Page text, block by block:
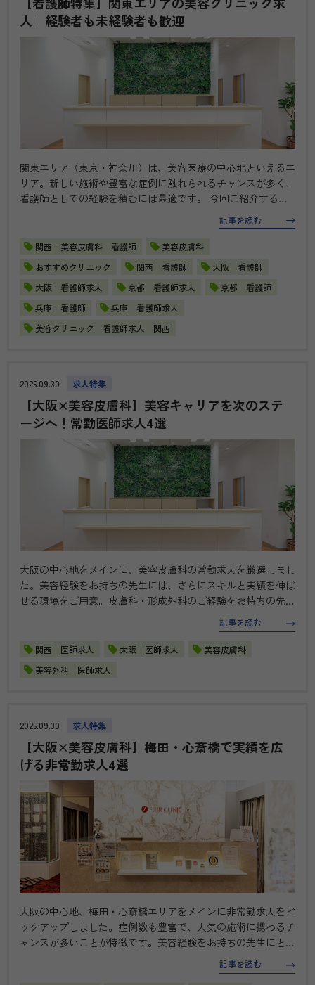
人｜経験者も未経験者も歓迎
関東エリア（東京・神奈川）は、美容医療の中心地といえるエ
リア。新しい施術や豊富な症例に触れられるチャンスが多く、
看護師としての経験を積むには最適です。 今回ご紹介するの
は、この関東エリアで常勤として腰を据えて働ける求人です。
美容経験がある方はスキルアップの機会にステップチェンジが
可能です。未経験から…
記事を読む
関西 美容皮膚科 看護師
美容皮膚科
おすすめクリニック
関西 看護師
大阪 看護師
大阪 看護師求人
京都 看護師求人
京都 看護師
兵庫 看護師
兵庫 看護師求人
美容クリニック 看護師求人 関西
2025.09.30 求人特集
【大阪×美容皮膚科】美容キャリアを次のステ
ージへ！常勤医師求人4選
大阪の中心地をメインに、美容皮膚科の常勤求人を厳選しまし
た。美容経験をお持ちの先生には、さらにスキルと実績を伸ば
せる環境をご用意。皮膚科・形成外科のご経験をお持ちの先生
も大歓迎です。美容未経験からスタートできる求人もございま
す。 【梅田】ルシアクリニック大阪梅田院（常勤）の医師転
職・求人 【年収】1…
記事を読む
関西 医師求人 大阪 医師求人
美容皮膚科
美容外科 医師求人
2025.09.30 求人特集
【大阪×美容皮膚科】梅田・心斎橋で実績を広
げる非常勤求人4選
大阪の中心地、梅田・心斎橋エリアをメインに非常勤求人をピ
ックアップしました。症例数も豊富で、人気の施術に携わるチ
ャンスが多いことが特徴です。美容経験をお持ちの先生にとっ
ては、さらに実績を広げるきっかけとなります。他のエリアの
求人も今後随時更新予定ですので、ぜひご注目ください。
記事を読む